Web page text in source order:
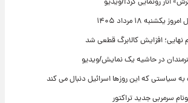
۱۸ مرداد ۱۴۰۵
نهایی؛ افزایش کالابرگ قطعی شد
در حاشیه یک نمایش/ویدیو
سیاستی که این روزها اسرائیل دنبال می کند
سرمربی جدید تراکتور